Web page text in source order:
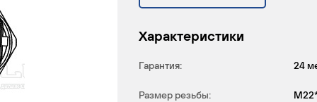
Характеристики
Гарантия: 24
Размер резьбы: